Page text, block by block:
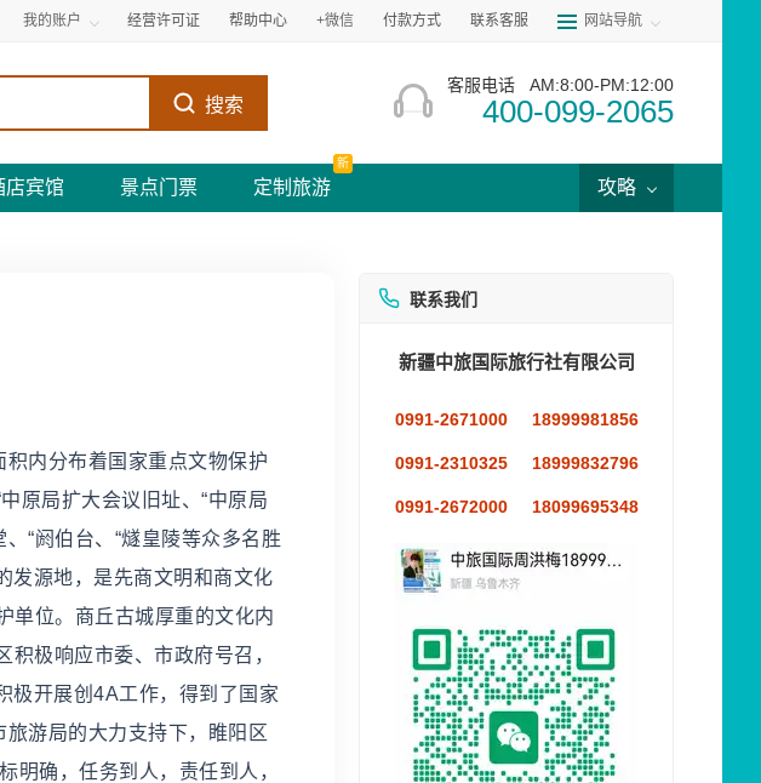
我的账户 经营许可证 帮助中心 +微信 付款方式 联系客服 网站导航
搜索
客服电话 AM:8:00-PM:12:00
400-099-2065
店宾馆 景点门票 定制旅游
新
攻略
内分布着国家重点文物保护
原局扩大会议旧址、“中原局
“阏伯台、“燧皇陵等众多名胜
发源地，是先商文明和商文化
单位。商丘古城厚重的文化内
极响应市委、市政府号召，
极开展创4A工作，得到了国家
游局的大力支持下，睢阳区
明确，任务到人，责任到人，
联系我们
新疆中旅国际旅行社有限公司
0991-2671000 18999981856
0991-2310325 18999832796
0991-2672000 18099695348